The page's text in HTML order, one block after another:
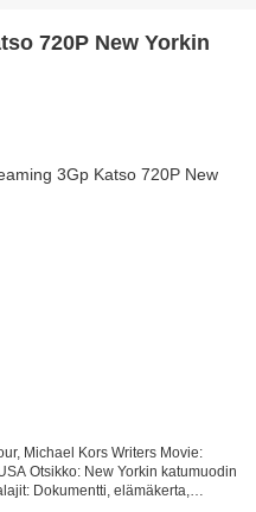
720P New Yorkin
Michael Kors Writers Movie:
Otsikko: New Yorkin katumuodin
Dokumentti, elämäkerta,